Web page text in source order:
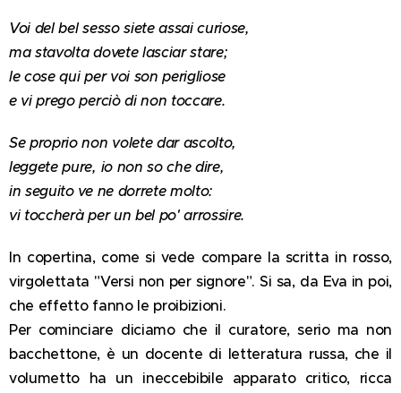
Voi del bel sesso siete assai curiose,
ma stavolta dovete lasciar stare;
le cose qui per voi son perigliose
e vi prego perciò di non toccare.
Se proprio non volete dar ascolto,
leggete pure, io non so che dire,
in seguito ve ne dorrete molto:
vi toccherà per un bel po' arrossire.
In copertina, come si vede compare la scritta in rosso,
virgolettata "Versi non per signore". Si sa, da Eva in poi,
che effetto fanno le proibizioni.
Per cominciare diciamo che il curatore, serio ma non
bacchettone, è un docente di letteratura russa, che il
volumetto ha un ineccebibile apparato critico, ricca